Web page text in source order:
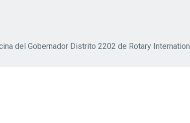
del Gobernador Distrito 2202 de Rotary